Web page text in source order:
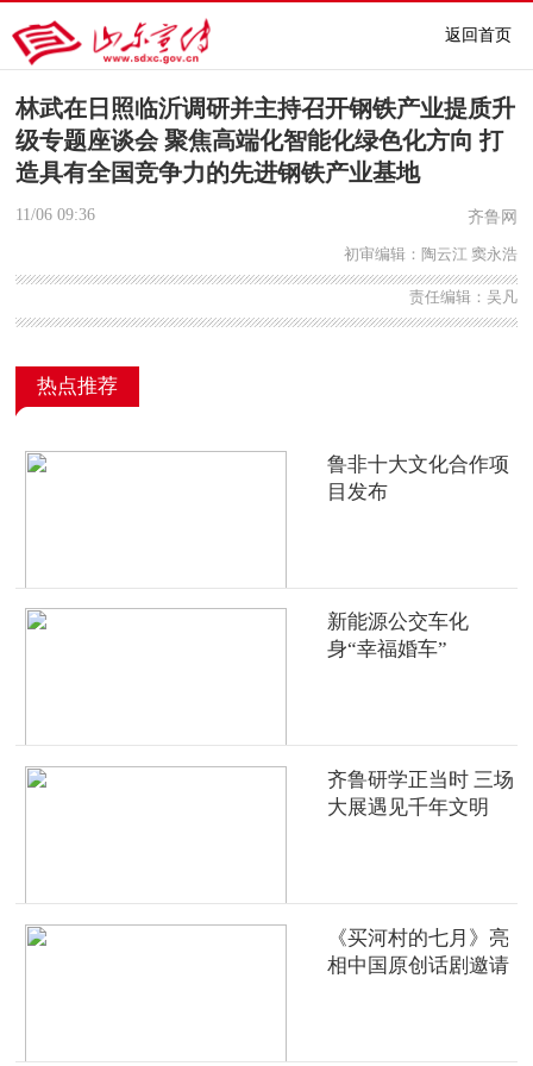
返回首页
林武在日照临沂调研并主持召开钢铁产业提质升
级专题座谈会 聚焦高端化智能化绿色化方向 打
造具有全国竞争力的先进钢铁产业基地
11/06 09:36 齐鲁网
初审编辑：陶云江 窦永浩
责任编辑：吴凡
热点推荐
鲁非十大文化合作项
目发布
新能源公交车化
身“幸福婚车”
齐鲁研学正当时 三场
大展遇见千年文明
《买河村的七月》亮
相中国原创话剧邀请